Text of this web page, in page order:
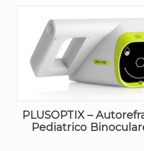
PLUSOPTIX –
Pediatrico